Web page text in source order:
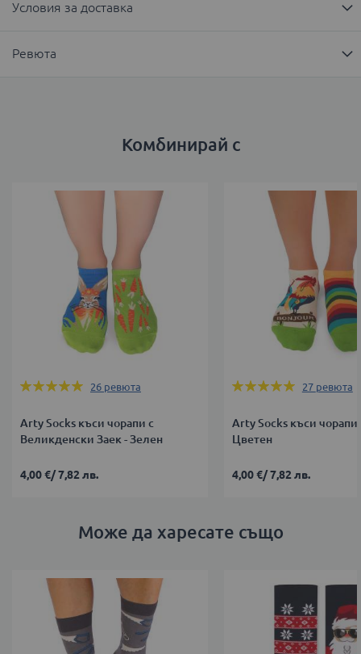
Условия за доставка
Ревюта
Комбинирай с
Оценка:
26 ревюта
Arty Socks къси чорапи с
Великденски Заек - Зелен
4,00 €/7,82 лв.
Оценка:
27 ревюта
Arty Socks къси чорапи
Цветен
4,00 €/7,82 лв.
Може да харесате също